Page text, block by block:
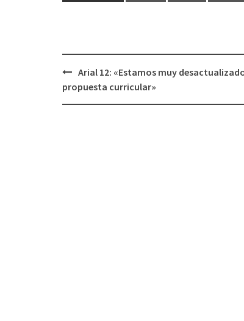
Navegación
de
Arial 12: «Estamos muy
propuesta curricular»